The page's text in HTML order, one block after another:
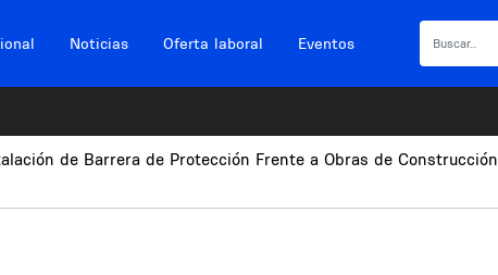
Noticias Oferta laboral Eventos
de Barrera de Protección Frente a Obras de Construcción